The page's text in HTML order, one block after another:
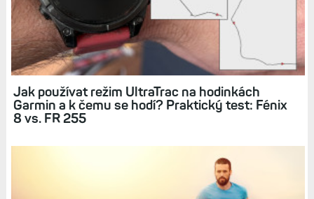
Jak používat režim UltraTrac na hodinkách
Garmin a k čemu se hodí? Praktický test: Fénix
8 vs. FR 255